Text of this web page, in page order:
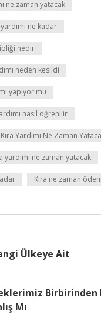
ne zaman yatacak
ne kadar
nedir
neden kesildi
yapıyor mu
nasıl öğrenilir
Yardımı Ne Zaman
yardımı ne zaman yatacak
Kira ne zaman
Ülkeye Ait
Birbirinden
Mı